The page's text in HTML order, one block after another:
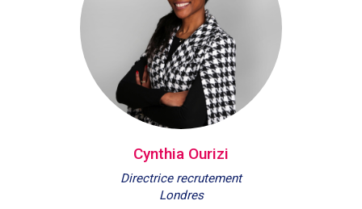
Cynthia Ourizi
Directrice recrutement
Londres